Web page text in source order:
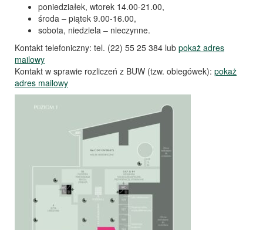
poniedziałek, wtorek 14.00-21.00,
środa – piątek 9.00-16.00,
sobota, niedziela – nieczynne.
Kontakt telefoniczny: tel. (22) 55 25 384 lub pokaż adres
mailowy
Kontakt w sprawie rozliczeń z BUW (tzw. obiegówek): pokaż
adres mailowy